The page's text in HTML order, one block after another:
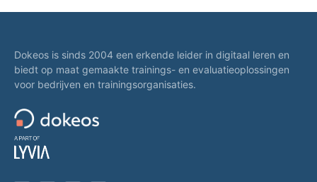
Dokeos is sinds 2004 een erkende leider in digitaal leren en
biedt op maat gemaakte trainings- en evaluatieoplossingen
voor bedrijven en trainingsorganisaties.